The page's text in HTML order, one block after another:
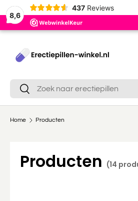
8,6
437 Reviews
Ga naar inhoud
Zoeken
Zoeken
Home Producten
Producten (14